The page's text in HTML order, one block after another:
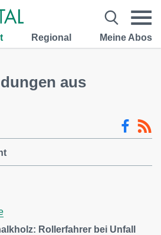
Regional Meine Abos
aus
Rollerfahrer bei Unfall